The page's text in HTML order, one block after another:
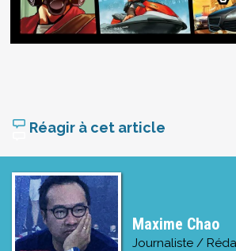
Réagir à cet article
Maxime Chao
Journaliste /